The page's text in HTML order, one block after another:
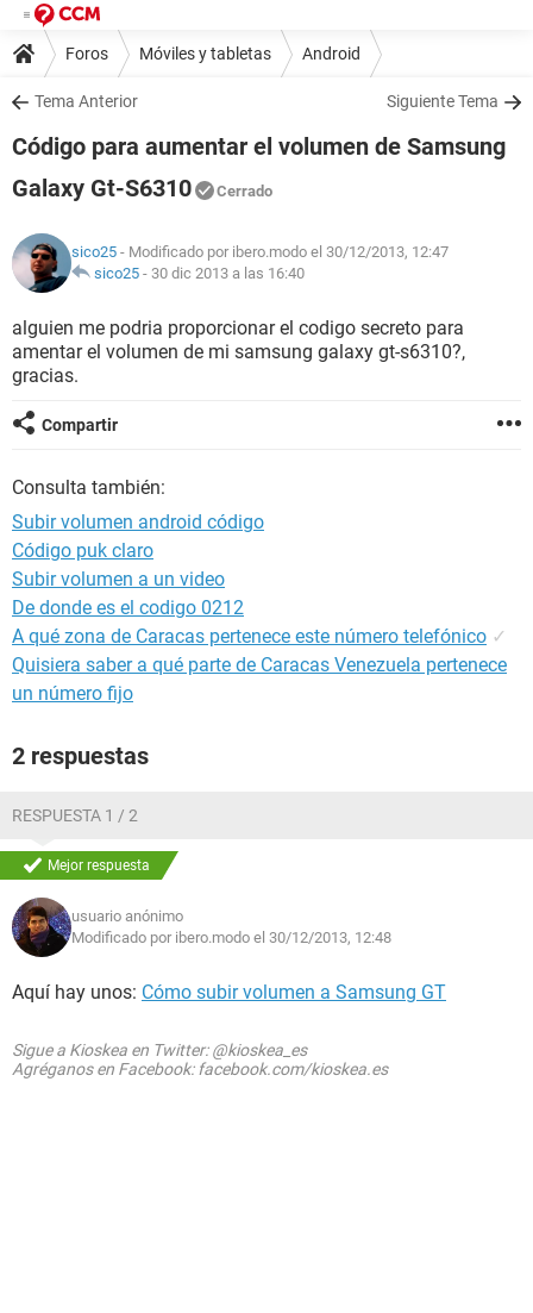
Foros Móviles y tabletas Android
Tema Anterior Siguiente Tema
Código para aumentar el volumen de Samsung
Galaxy Gt-S6310
Cerrado
sico25 - Modificado por ibero.modo el 30/12/2013, 12:47
sico25 - 30 dic 2013 a las 16:40
alguien me podria proporcionar el codigo secreto para
amentar el volumen de mi samsung galaxy gt-s6310?,
gracias.
Compartir
Consulta también:
Subir volumen android código
Código puk claro
Subir volumen a un video
De donde es el codigo 0212
A qué zona de Caracas pertenece este número telefónico ✓
Quisiera saber a qué parte de Caracas Venezuela pertenece
un número fijo
2 respuestas
RESPUESTA 1 / 2
Mejor respuesta
usuario anónimo
Modificado por ibero.modo el 30/12/2013, 12:48
Aquí hay unos: Cómo subir volumen a Samsung GT
Sigue a Kioskea en Twitter: @kioskea_es
Agréganos en Facebook: facebook.com/kioskea.es